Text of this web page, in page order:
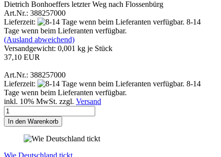
Dietrich Bonhoeffers letzter Weg nach Flossenbürg
Art.Nr.: 388257000
Lieferzeit:
8-14
Tage wenn beim Lieferanten verfügbar.
(Ausland abweichend)
Versandgewicht: 0,001 kg je Stück
37,10 EUR
Art.Nr.: 388257000
Lieferzeit:
8-14
Tage wenn beim Lieferanten verfügbar.
inkl. 10% MwSt. zzgl. Versand
In den Warenkorb
Wie Deutschland tickt